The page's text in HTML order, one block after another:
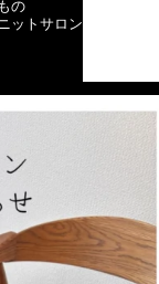
の
ットサロン